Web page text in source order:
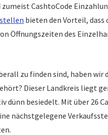
CashtoCode
bieten den Vorteil, dass
Öffnungszeiten des
zu finden sind, haben wir
Dieser Landkreis liegt
dünn besiedelt. Mit über 26
nächstgelegene